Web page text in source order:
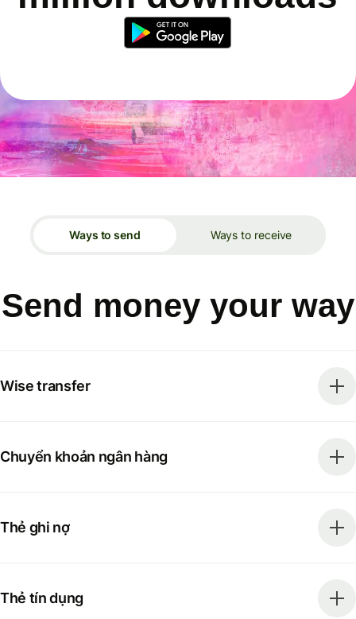
Ways to send Ways to receive
Send money your way
Wise transfer
Chuyển khoản ngân hàng
Thẻ ghi nợ
Thẻ tín dụng